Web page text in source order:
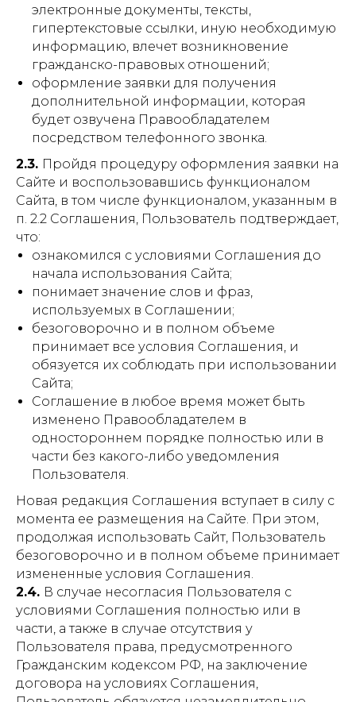
электронные документы, тексты,
гипертекстовые ссылки, иную необходимую
информацию, влечет возникновение
гражданско-правовых отношений;
оформление заявки для получения
дополнительной информации, которая
будет озвучена Правообладателем
посредством телефонного звонка.
2.3. Пройдя процедуру оформления заявки на
Сайте и воспользовавшись функционалом
Сайта, в том числе функционалом, указанным в
п. 2.2 Соглашения, Пользователь подтверждает,
что:
ознакомился с условиями Соглашения до
начала использования Сайта;
понимает значение слов и фраз,
используемых в Соглашении;
безоговорочно и в полном объеме
принимает все условия Соглашения, и
обязуется их соблюдать при использовании
Сайта;
Соглашение в любое время может быть
изменено Правообладателем в
одностороннем порядке полностью или в
части без какого-либо уведомления
Пользователя.
Новая редакция Соглашения вступает в силу с
момента ее размещения на Сайте. При этом,
продолжая использовать Сайт, Пользователь
безоговорочно и в полном объеме принимает
измененные условия Соглашения.
2.4. В случае несогласия Пользователя с
условиями Соглашения полностью или в
части, а также в случае отсутствия у
Пользователя права, предусмотренного
Гражданским кодексом РФ, на заключение
договора на условиях Соглашения,